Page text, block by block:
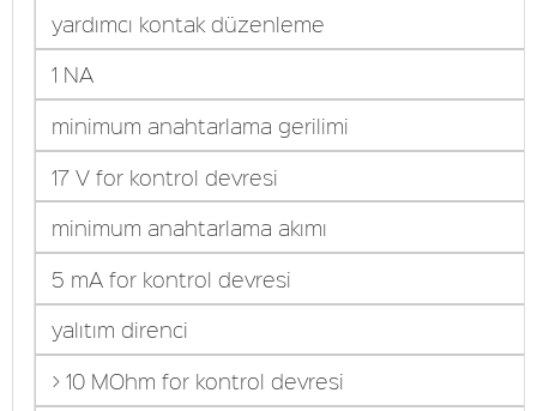
yardımcı kontak düzenleme
1 NA
minimum anahtarlama gerilimi
17 V for kontrol devresi
minimum anahtarlama akımı
5 mA for kontrol devresi
yalıtım direnci
> 10 MOhm for kontrol devresi